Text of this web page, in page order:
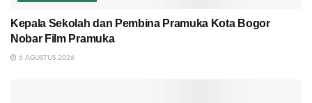
Kepala Sekolah dan Pembina Pramuka Kota Bogor
Nobar Film Pramuka
6 AGUSTUS 2026